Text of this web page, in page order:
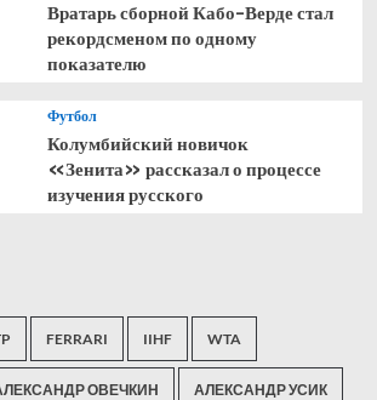
Вратарь сборной Кабо-Верде стал
рекордсменом по одному
показателю
Футбол
Колумбийский новичок
«Зенита» рассказал о процессе
изучения русского
FERRARI IIHF WTA
ОВЕЧКИН АЛЕКСАНДР УСИК